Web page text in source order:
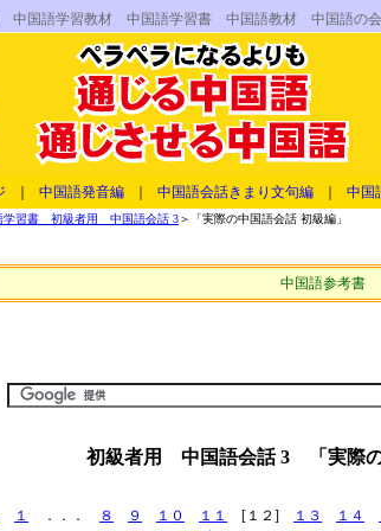
国語学習教材 中国語学習書 中国語教材 中国語の
中国語発音編 中国語会話きまり文句編 中国
学習書 初級者用 中国語会話 3＞「実際の中国語会話 初級編」
中国語参考書
初級者用 中国語会話 3 「実際の
１ ．．． ８ ９ １０ １１ [１２] １３ １４